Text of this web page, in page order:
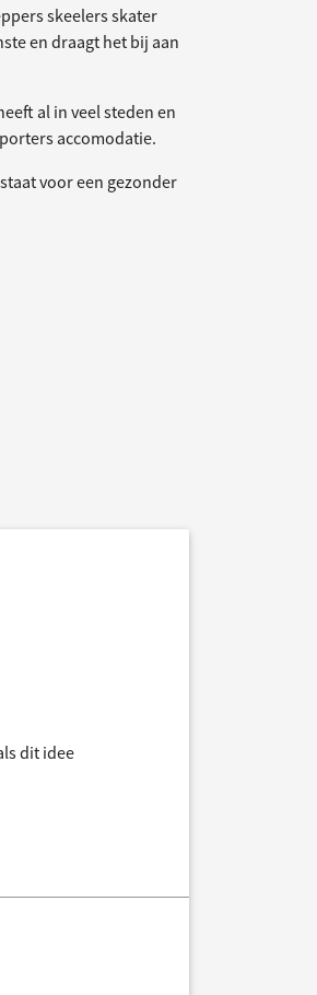
skeelers skater
en draagt het bij aan
al in veel steden en
accomodatie.
voor een gezonder
dit idee